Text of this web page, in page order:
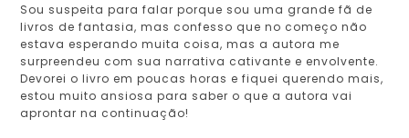
Sou suspeita para falar porque sou uma grande fã de
livros de fantasia, mas confesso que no começo não
estava esperando muita coisa, mas a autora me
surpreendeu com sua narrativa cativante e envolvente.
Devorei o livro em poucas horas e fiquei querendo mais,
estou muito ansiosa para saber o que a autora vai
aprontar na continuação!